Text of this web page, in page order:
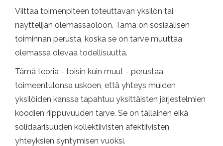
Viittaa toimenpiteen toteuttavan yksilön tai
näyttelijän olemassaoloon. Tämä on sosiaalisen
toiminnan perusta, koska se on tarve muuttaa
olemassa olevaa todellisuutta.
Tämä teoria - toisin kuin muut - perustaa
toimeentulonsa uskoen, että yhteys muiden
yksilöiden kanssa tapahtuu yksittäisten järjestelmien
koodien riippuvuuden tarve. Se on tällainen eikä
solidaarisuuden kollektiivisten afektiivisten
yhteyksien syntymisen vuoksi.